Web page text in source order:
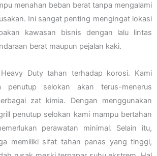
menahan beban berat tanpa mengalami
Ini sangat penting mengingat lokasi
kawasan bisnis dengan lalu lintas
berat maupun pejalan kaki.
Duty tahan terhadap korosi. Kami
penutup selokan akan terus-menerus
zat kimia. Dengan menggunakan
penutup selokan kami mampu bertahan
perawatan minimal. Selain itu,
memiliki sifat tahan panas yang tinggi,